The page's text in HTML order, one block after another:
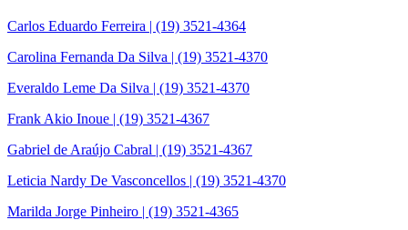
Carlos Eduardo Ferreira | (19) 3521-4364
Carolina Fernanda Da Silva | (19) 3521-4370
Everaldo Leme Da Silva | (19) 3521-4370
Frank Akio Inoue | (19) 3521-4367
Gabriel de Araújo Cabral | (19) 3521-4367
Leticia Nardy De Vasconcellos | (19) 3521-4370
Marilda Jorge Pinheiro | (19) 3521-4365